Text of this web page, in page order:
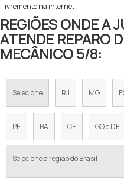
livremente na internet
REGIÕES ONDE A
ATENDE REPARO
MECÂNICO 5/8:
Selecione RJ MG
PE BA CE GO e DF
Selecione a região do Brasil